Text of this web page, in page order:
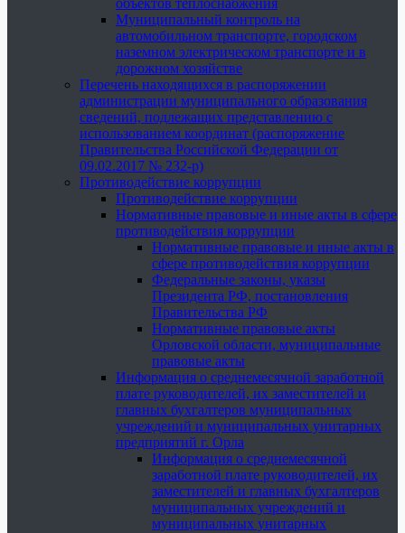
объектов теплоснабжения
Муниципальный контроль на
автомобильном транспорте, городском
наземном электрическом транспорте и в
дорожном хозяйстве
Перечень находящихся в распоряжении
администрации муниципального образования
сведений, подлежащих представлению с
использованием координат (распоряжение
Правительства Российской Федерации от
09.02.2017 № 232-р)
Противодействие коррупции
Противодействие коррупции
Нормативные правовые и иные акты в сфере
противодействия коррупции
Нормативные правовые и иные акты в
сфере противодействия коррупции
Федеральные законы, указы
Президента РФ, постановления
Правительства РФ
Нормативные правовые акты
Орловской области, муниципальные
правовые акты
Информация о среднемесячной заработной
плате руководителей, их заместителей и
главных бухгалтеров муниципальных
учреждений и муниципальных унитарных
предприятий г. Орла
Информация о среднемесячной
заработной плате руководителей, их
заместителей и главных бухгалтеров
муниципальных учреждений и
муниципальных унитарных